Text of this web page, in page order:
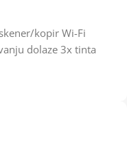
kopir Wi-Fi
dolaze 3x tinta